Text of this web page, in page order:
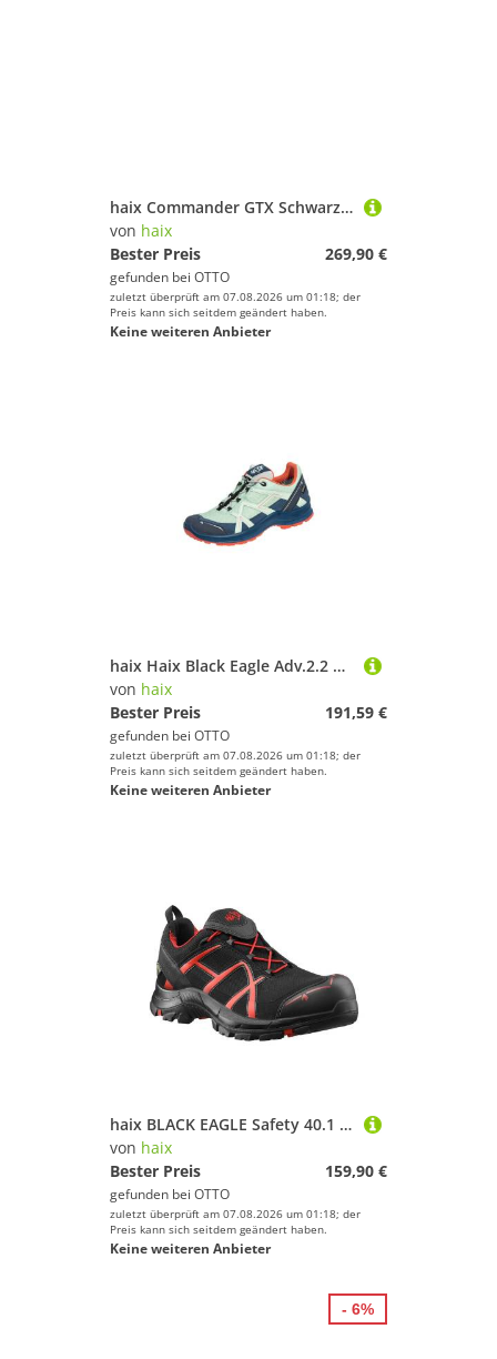
haix Commander GTX Schwarz Wanderschuh
von haix
Bester Preis
269,90 €
gefunden bei OTTO
zuletzt überprüft am 07.08.2026 um 01:18; der
Preis kann sich seitdem geändert haben.
Keine weiteren Anbieter
haix Haix Black Eagle Adv.2.2 GTX low Arbeitsschuh
von haix
Bester Preis
191,59 €
gefunden bei OTTO
zuletzt überprüft am 07.08.2026 um 01:18; der
Preis kann sich seitdem geändert haben.
Keine weiteren Anbieter
haix BLACK EAGLE Safety 40.1 LOW Sicherheitsschuh (1-tlg)
von haix
Bester Preis
159,90 €
gefunden bei OTTO
zuletzt überprüft am 07.08.2026 um 01:18; der
Preis kann sich seitdem geändert haben.
Keine weiteren Anbieter
- 6%